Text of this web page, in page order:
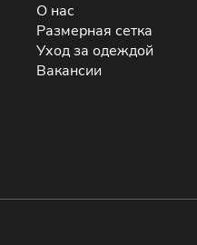
О нас
Размерная сетка
Уход за одеждой
Вакансии